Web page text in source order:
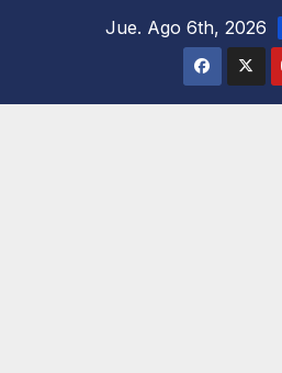
Jue. Ago 6th, 2026